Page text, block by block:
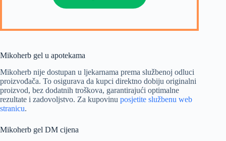
Mikoherb gel u apotekama
Mikoherb nije dostupan u ljekarnama prema službenoj odluci
proizvođača. To osigurava da kupci direktno dobiju originalni
proizvod, bez dodatnih troškova, garantirajući optimalne
rezultate i zadovoljstvo. Za kupovinu posjetite službenu web
stranicu.
Mikoherb gel DM cijena